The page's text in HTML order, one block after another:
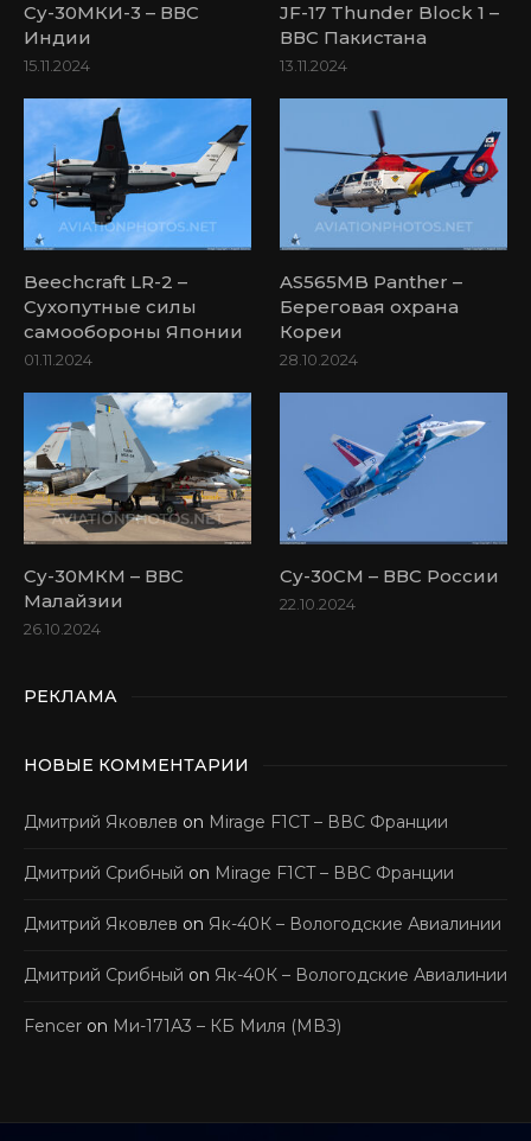
Су-30МКИ-3 – ВВС
Индии
15.11.2024
JF-17 Thunder Block 1 –
ВВС Пакистана
13.11.2024
Beechcraft LR-2 –
Сухопутные силы
самообороны Японии
01.11.2024
AS565MB Panther –
Береговая охрана
Кореи
28.10.2024
Су-30МКМ – ВВС
Малайзии
26.10.2024
Су-30СМ – ВВС России
22.10.2024
РЕКЛАМА
НОВЫЕ КОММЕНТАРИИ
Дмитрий Яковлев on Mirage F1CT – ВВС Франции
Дмитрий Срибный on Mirage F1CT – ВВС Франции
Дмитрий Яковлев on Як-40К – Вологодские Авиалинии
Дмитрий Срибный on Як-40К – Вологодские Авиалинии
Fencer on Ми-171А3 – КБ Миля (МВЗ)